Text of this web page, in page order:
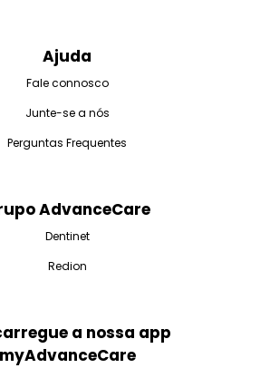
Ajuda
Fale connosco
Junte-se a nós
Perguntas Frequentes
AdvanceCare
Dentinet
Redion
a nossa app
myAdvanceCare